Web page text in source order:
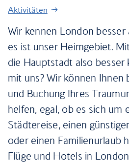
Aktivitäten
Wir kennen London besser
es ist unser Heimgebiet.
die Hauptstadt also besser
mit uns? Wir können Ihnen
und Buchung Ihres
helfen, egal, ob es sich um
Städtereise, einen
oder einen Familienurlaub
Flüge und Hotels in